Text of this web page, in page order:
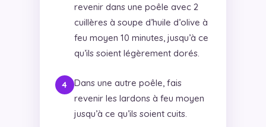
revenir dans une poêle avec 2
cuillères à soupe d’huile d’olive à
feu moyen 10 minutes, jusqu’à ce
qu’ils soient légèrement dorés.
Dans une autre poêle, fais
revenir les lardons à feu moyen
jusqu’à ce qu’ils soient cuits.